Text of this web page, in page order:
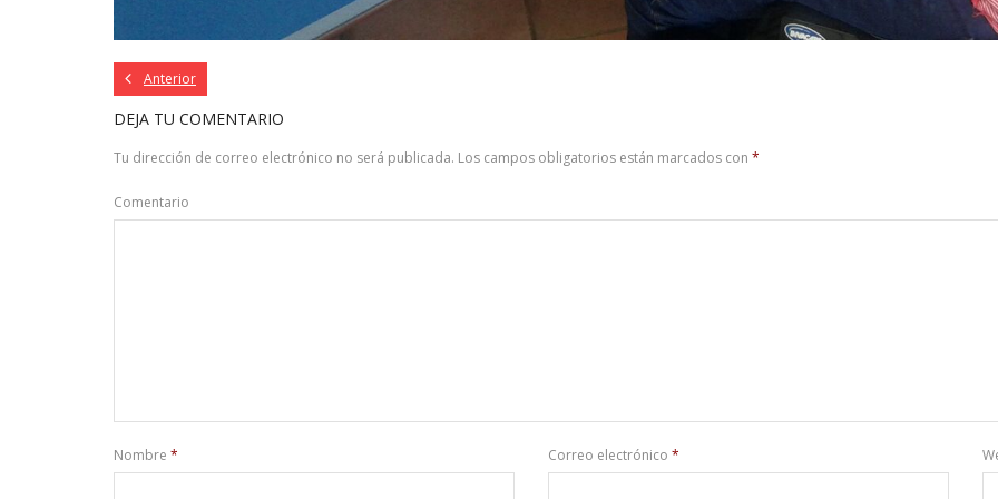
Anterior
DEJA TU COMENTARIO
Tu dirección de correo electrónico no será publicada. Los campos obligatorios están marcados con *
Comentario
Nombre * Correo electrónico *